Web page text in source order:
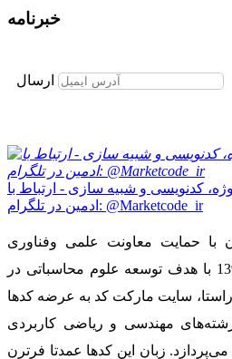
خبرنامه
ارسال
کدنویسی و شبیه سازی - ارتباط با
ادمین در تلگرام: @Marketcode_ir
با حمایت معاونت علمی وفناوری
ریاست جمهوری در سال 1392 با هدف توسعه علوم محاسباتی در
سایت مارکت کد به عرضه کدها
رشته‌های مهندسی و ریاضی کاربردی
می‌پردازد. زبان این کدها عمدتا فرترن ( Fortran )، متلب ( Matlab )،